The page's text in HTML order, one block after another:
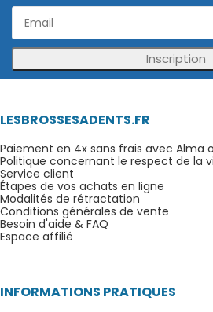
Inscription
LESBROSSESADENTS.FR
Paiement en 4x sans frais avec Alma
Politique concernant le respect de la
Service client
Étapes de vos achats en ligne
Modalités de rétractation
Conditions générales de vente
Besoin d'aide & FAQ
Espace affilié
INFORMATIONS PRATIQUES